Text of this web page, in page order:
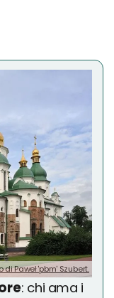
di Paweł 'pbm' Szubert.
: chi ama i